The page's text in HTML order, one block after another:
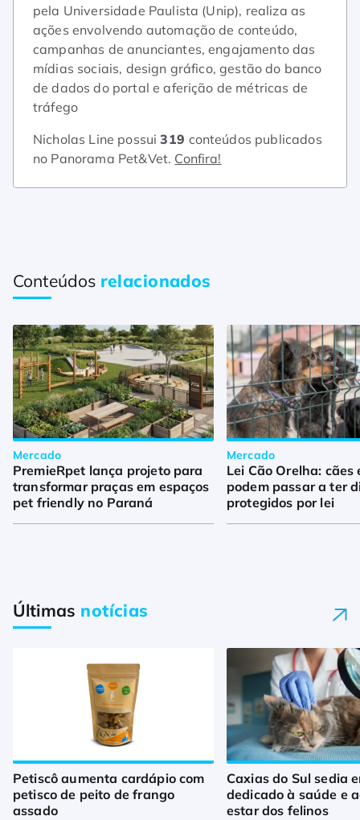
pela Universidade Paulista (Unip), realiza as
ações envolvendo automação de conteúdo,
campanhas de anunciantes, engajamento das
mídias sociais, design gráfico, gestão do banco
de dados do portal e aferição de métricas de
tráfego
Nicholas Line possui319 conteúdos publicados
no Panorama Pet&Vet. Confira!
Conteúdos relacionados
Mercado
PremieRpet lança projeto para
transformar praças em espaços
pet friendly no Paraná
Mercado
Lei Cão Orelha: cães
podem passar a ter
protegidos por lei
Últimas notícias
Petiscô aumenta cardápio com
petisco de peito de frango
assado
Caxias do Sul sedia
dedicado à saúde e
estar dos felinos